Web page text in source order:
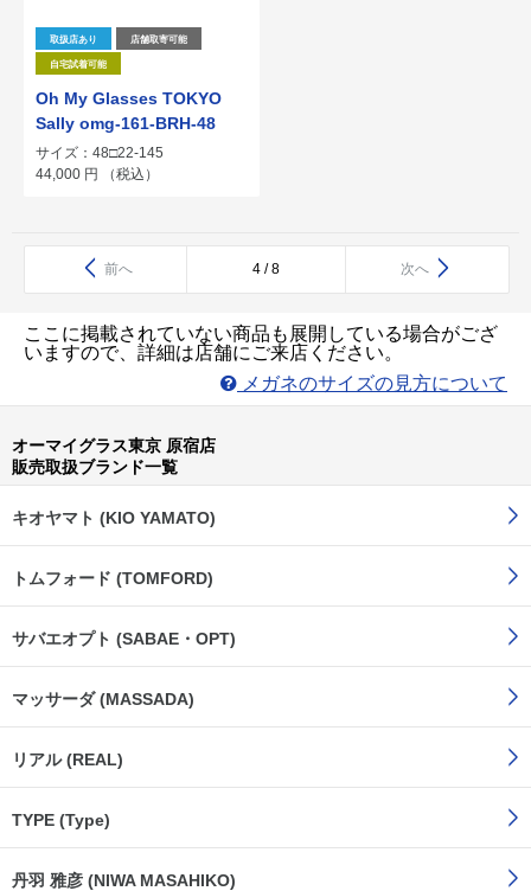
取扱店あり 店舗取寄可能
自宅試着可能
Oh My Glasses TOKYO
Sally omg-161-BRH-48
サイズ：48□22-145
44,000 円 （税込）
前へ 4 / 8 次へ
ここに掲載されていない商品も展開している場合がござ
いますので、詳細は店舗にご来店ください。
メガネのサイズの見方について
オーマイグラス東京 原宿店
販売取扱ブランド一覧
キオヤマト (KIO YAMATO)
トムフォード (TOMFORD)
サバエオプト (SABAE・OPT)
マッサーダ (MASSADA)
リアル (REAL)
TYPE (Type)
丹羽 雅彦 (NIWA MASAHIKO)